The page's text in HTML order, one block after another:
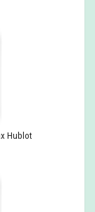
Hublot